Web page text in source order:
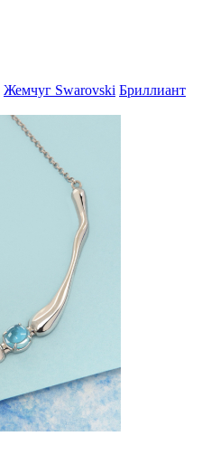
Жемчуг Swarovski Бриллиант